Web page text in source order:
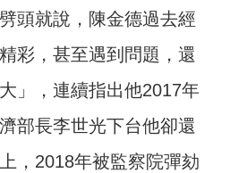
頭就說，陳金德過去經
彩，甚至遇到問題，還
」，連續指出他2017年
部長李世光下台他卻還
，2018年被監察院彈劾